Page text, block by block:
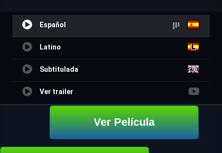
Español
Latino
Subtitulada
Ver trailer
Ver Película